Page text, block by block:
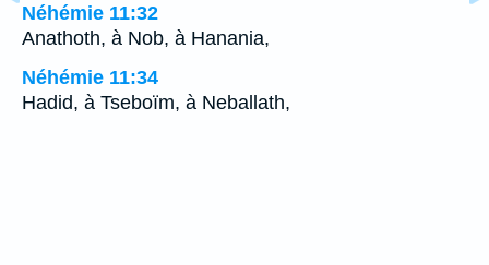
Néhémie 11:32
Anathoth, à Nob, à Hanania,
Néhémie 11:34
Hadid, à Tseboïm, à Neballath,